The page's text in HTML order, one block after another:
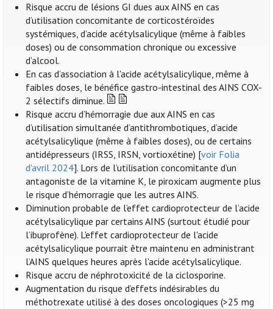
Risque accru de lésions GI dues aux AINS en cas
d’utilisation concomitante de corticostéroïdes
systémiques, d’acide acétylsalicylique (même à faibles
doses) ou de consommation chronique ou excessive
d’alcool.
En cas d’association à l'acide acétylsalicylique, même à
faibles doses, le bénéfice gastro-intestinal des AINS COX-
2 sélectifs diminue.
Risque accru d’hémorragie due aux AINS en cas
d’utilisation simultanée d’antithrombotiques, d’acide
acétylsalicylique (même à faibles doses), ou de certains
antidépresseurs (IRSS, IRSN, vortioxétine) [voir Folia
d'avril 2024]. Lors de l’utilisation concomitante d’un
antagoniste de la vitamine K, le piroxicam augmente plus
le risque d’hémorragie que les autres AINS.
Diminution probable de l’effet cardioprotecteur de l’acide
acétylsalicylique par certains AINS (surtout étudié pour
l’ibuprofène). L'effet cardioprotecteur de l'acide
acétylsalicylique pourrait être maintenu en administrant
l’AINS quelques heures après l'acide acétylsalicylique.
Risque accru de néphrotoxicité de la ciclosporine.
Augmentation du risque d’effets indésirables du
méthotrexate utilisé à des doses oncologiques (>25 mg